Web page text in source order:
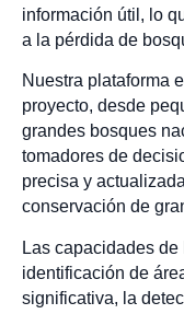
información útil, lo
a la pérdida de
Nuestra plataforma
proyecto, desde
grandes bosques
tomadores de
precisa y
conservación de
Las capacidades
identificación de
significativa, la